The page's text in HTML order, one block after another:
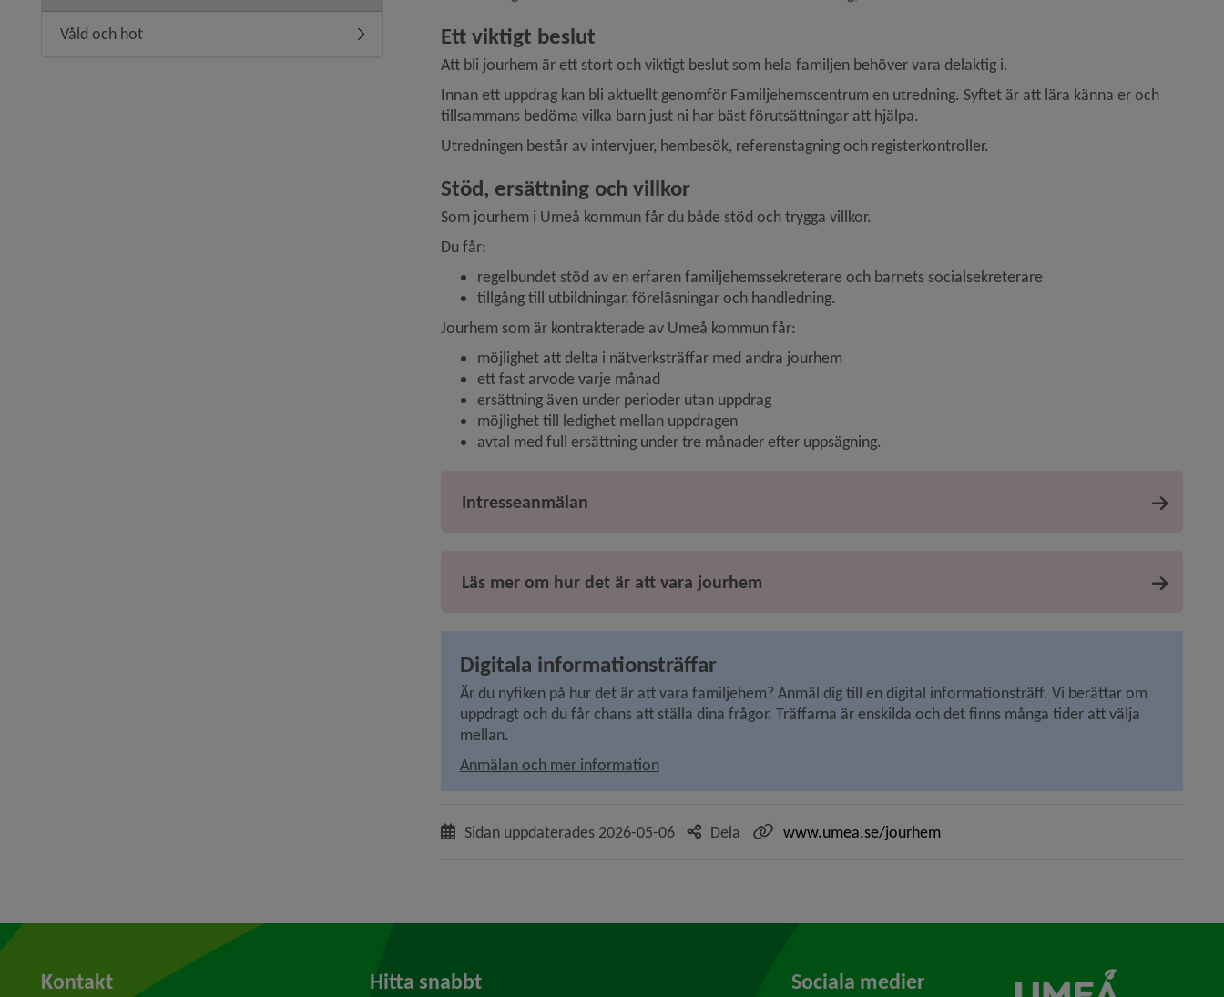
Våld och hot Undermeny för Våld och hotEtt viktigt beslut
Att bli jourhem är ett stort och viktigt beslut som hela familjen behöver vara delaktig i.
Innan ett uppdrag kan bli aktuellt genomför Familjehemscentrum en utredning. Syftet är att lära känna er och
tillsammans bedöma vilka barn just ni har bäst förutsättningar att hjälpa.
Utredningen består av intervjuer, hembesök, referenstagning och registerkontroller.
Stöd, ersättning och villkor
Som jourhem i Umeå kommun får du både stöd och trygga villkor.
Du får:
regelbundet stöd av en erfaren familjehemssekreterare och barnets socialsekreterare
tillgång till utbildningar, föreläsningar och handledning.
Jourhem som är kontrakterade av Umeå kommun får:
möjlighet att delta i nätverksträffar med andra jourhem
ett fast arvode varje månad
ersättning även under perioder utan uppdrag
möjlighet till ledighet mellan uppdragen
avtal med full ersättning under tre månader efter uppsägning.
Intresseanmälan
Läs mer om hur det är att vara jourhem
Digitala informationsträffar
Är du nyfiken på hur det är att vara familjehem? Anmäl dig till en digital informationsträff. Vi berättar om
uppdragt och du får chans att ställa dina frågor. Träffarna är enskilda och det finns många tider att välja
mellan.
Anmälan och mer information
Sidan uppdaterades 2026-05-06 Dela www.umea.se/jourhem
Kontakt Hitta snabbt Sociala medier